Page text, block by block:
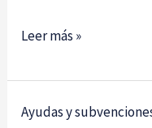
2029
Leer más »
Ayudas y
Convocatoria